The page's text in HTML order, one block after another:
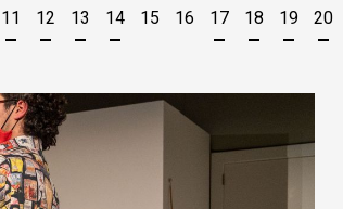
10 d'agost
11
Dimarts 11 d'agost
12
Dimecres 12 d'agost
13
Dijous 13 d'agost
14
Divendres 14 d'agost
15
16
17
Dilluns 17
18
Dimarts 18
19
20